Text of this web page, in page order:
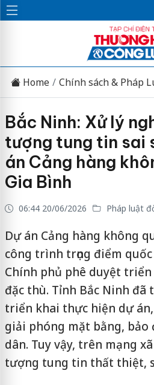
Home Chính sách & Pháp
Bắc Ninh: Xử lý
tượng tung tin sai
án Cảng hàng
Gia Bình
06:44 20/06/2026 Pháp luật
Dự án Cảng hàng không
công trình trọng điểm
Chính phủ phê duyệt
đặc thù. Tỉnh Bắc Ninh đã
triển khai thực hiện dự
giải phóng mặt bằng, bảo
dân. Tuy vậy, trên mạng
tượng tung tin thất thiệt,